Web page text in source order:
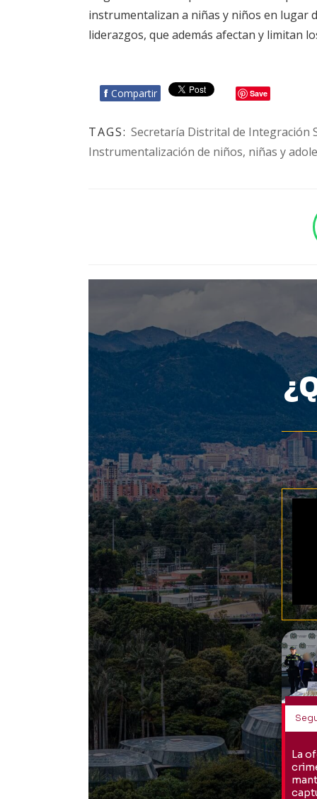
instrumentalizan a niñas y niños en lugar
liderazgos, que además afectan y limitan
f Compartir Save
TAGS: Secretaría Distrital de Integración
Instrumentalización de niños, niñas y